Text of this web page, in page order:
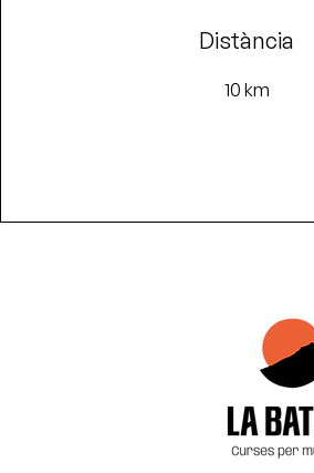
Distància
10 km